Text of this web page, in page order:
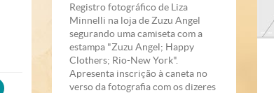
Registro fotográfico de Liza
Minnelli na loja de Zuzu Angel
segurando uma camiseta com a
estampa "Zuzu Angel; Happy
Clothers; Rio-New York".
Apresenta inscrição à caneta no
verso da fotografia com os dizeres